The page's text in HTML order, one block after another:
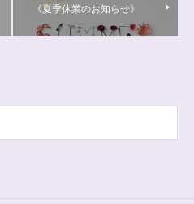
《夏季休業のお知らせ》